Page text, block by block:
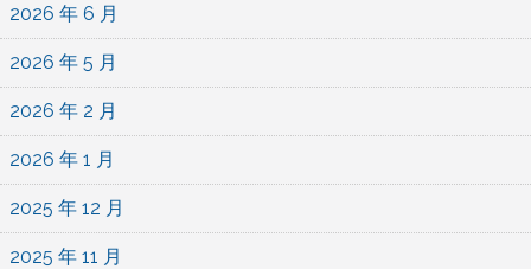
2026 年 6 月
2026 年 5 月
2026 年 2 月
2026 年 1 月
2025 年 12 月
2025 年 11 月